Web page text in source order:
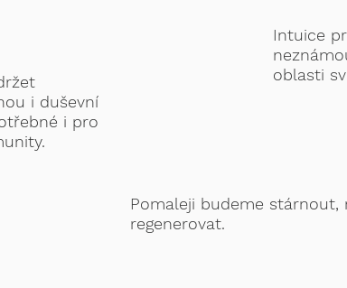
Intuice
oblasti
i duševní
i pro
Pomaleji budeme stárnout,
regenerovat.